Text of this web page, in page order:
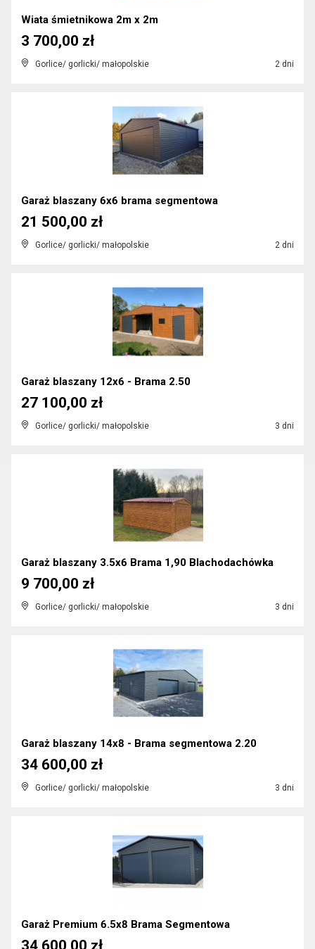
Wiata śmietnikowa 2m x 2m
Gorlice/ gorlicki/ małopolskie 2 dni
3 700,00 zł
Garaż blaszany 6x6 brama segmentowa
Gorlice/ gorlicki/ małopolskie 2 dni
21 500,00 zł
Garaż blaszany 12x6 - Brama 2.50
Gorlice/ gorlicki/ małopolskie 3 dni
27 100,00 zł
Garaż blaszany 3.5x6 Brama 1,90 Blachodachówka
Gorlice/ gorlicki/ małopolskie 3 dni
9 700,00 zł
Garaż blaszany 14x8 - Brama segmentowa 2.20
Gorlice/ gorlicki/ małopolskie 3 dni
34 600,00 zł
Garaż Premium 6.5x8 Brama Segmentowa
34 600,00 zł